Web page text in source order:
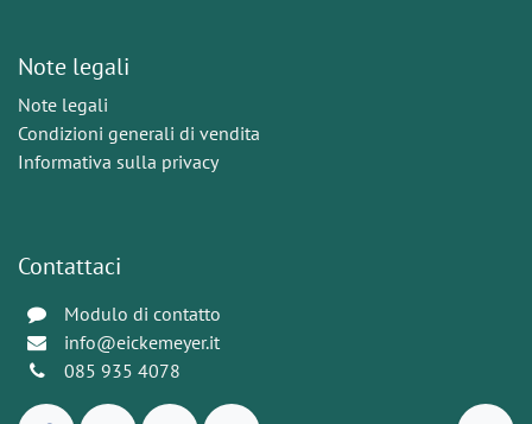
Note legali
Note legali
Condizioni generali di vendita
Informativa sulla privacy
Contattaci
Modulo di contatto
info@eickemeyer.it
085 935 4078